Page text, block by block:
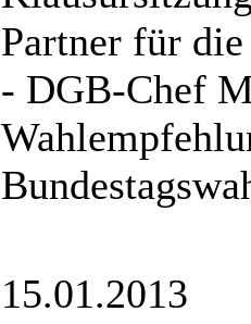
Partner für
- DGB-Chef
15.01.2013